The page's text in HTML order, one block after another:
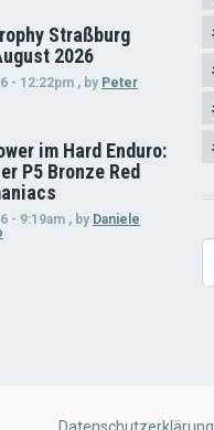
Straßburg
2026
- 12:22pm , by Peter
im Hard Enduro:
P5 Bronze Red
- 9:19am , by Daniele
FOOTER